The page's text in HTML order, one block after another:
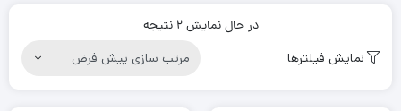
در حال نمایش 2 نتیجه
نمایش فیلترها